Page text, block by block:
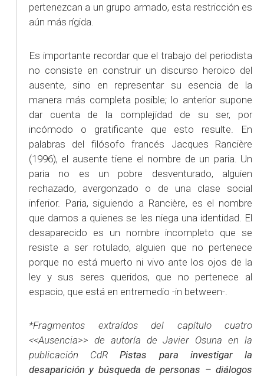
pertenezcan a un grupo armado, esta restricción es
aún más rígida.
Es importante recordar que el trabajo del periodista
no consiste en construir un discurso heroico del
ausente, sino en representar su esencia de la
manera más completa posible; lo anterior supone
dar cuenta de la complejidad de su ser, por
incómodo o gratificante que esto resulte. En
palabras del filósofo francés Jacques Rancière
(1996), el ausente tiene el nombre de un paria. Un
paria no es un pobre desventurado, alguien
rechazado, avergonzado o de una clase social
inferior. Paria, siguiendo a Rancière, es el nombre
que damos a quienes se les niega una identidad. El
desaparecido es un nombre incompleto que se
resiste a ser rotulado, alguien que no pertenece
porque no está muerto ni vivo ante los ojos de la
ley y sus seres queridos, que no pertenece al
espacio, que está en entremedio -in between-.
*Fragmentos extraídos del capítulo cuatro
<<Ausencia>> de autoría de Javier Osuna en la
publicación CdRPistas para investigar la
desaparición y búsqueda de personas – diálogos